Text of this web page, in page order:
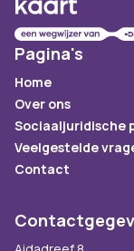
Pagina's
Home
Over ons
Sociaaljuridische
Veelgestelde
Contact